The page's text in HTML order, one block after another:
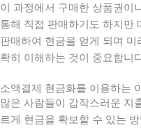
이 과정에서 구매한 상품권이
통해 직접 판매하기도 하지만
판매하여 현금을 얻게 되며
확히 이해하는 것이 중요합니
소액결제 현금화를 이용하는
많은 사람들이 갑작스러운 지
르게 현금을 확보할 수 있는